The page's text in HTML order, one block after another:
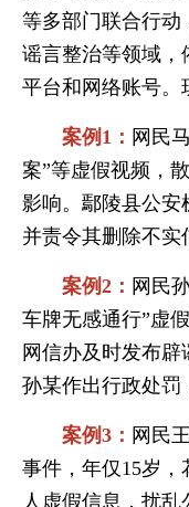
等多部门联合行动
谣言整治等领域，
平台和网络账号。
案例1： 网民
案”等虚假视频，
影响。鄢陵县公安
并责令其删除不实
案例2： 网民
车牌无感通行”虚
网信办及时发布
孙某作出行政处罚
案例3： 网 民
事件，年仅15岁，
人虚假信息，扰